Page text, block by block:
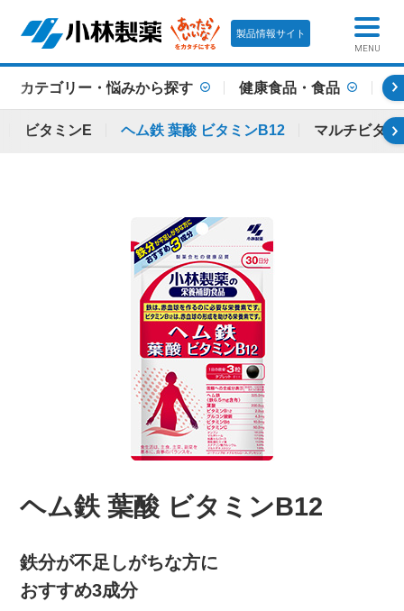
製品情報サイト
MENU
カテゴリー・悩みから探す 健康食品・食品
ビタミンE ヘム鉄 葉酸 ビタミンB12 マルチビタミ
ヘム鉄 葉酸 ビタミンB12
鉄分が不足しがちな方に
おすすめ3成分